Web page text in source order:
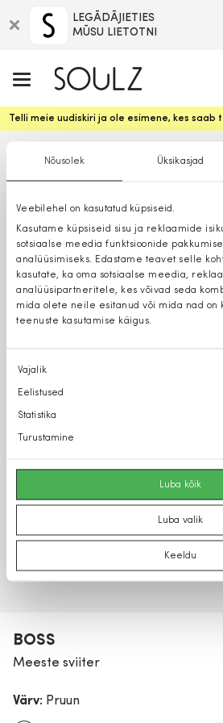
Nõusolek Üksikasjad
Veebilehel on kasutatud küpsiseid.
Kasutame küpsiseid sisu ja reklaamide
sotsiaalse meedia funktsioonide
analüüsimiseks. Edastame teavet selle
kasutate, ka oma sotsiaalse meedia,
analüüsipartneritele, kes võivad seda
mida olete neile esitanud või mida nad on
teenuste kasutamise käigus.
Nõusoleku
valik
Vajalik
Eelistused
Statistika
Turustamine
Luba kõik
Luba valik
Keeldu
LEGĀDĀJIETIES
MŪSU LIETOTNI
Telli meie uudiskiri ja ole esimene, kes saab
BOSS
Meeste sviiter
Värv: Pruun